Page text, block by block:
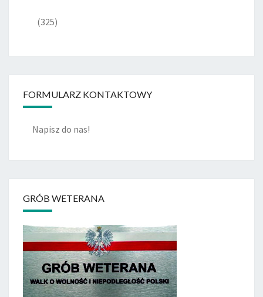
(325)
FORMULARZ KONTAKTOWY
Napisz do nas!
GRÓB WETERANA